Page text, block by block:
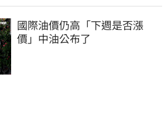
國際油價仍高「下週是否漲
價」中油公布了